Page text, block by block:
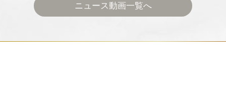
ニュース動画一覧へ